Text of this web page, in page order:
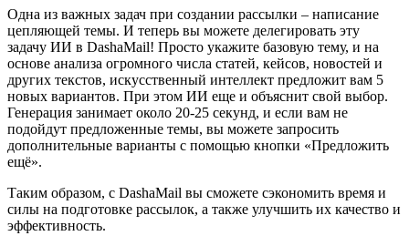
Одна из важных задач при создании рассылки – написание
цепляющей темы. И теперь вы можете делегировать эту
задачу ИИ в DashaMail! Просто укажите базовую тему, и на
основе анализа огромного числа статей, кейсов, новостей и
других текстов, искусственный интеллект предложит вам 5
новых вариантов. При этом ИИ еще и объяснит свой выбор.
Генерация занимает около 20-25 секунд, и если вам не
подойдут предложенные темы, вы можете запросить
дополнительные варианты с помощью кнопки «Предложить
ещё».
Таким образом, с DashaMail вы сможете сэкономить время и
силы на подготовке рассылок, а также улучшить их качество и
эффективность.